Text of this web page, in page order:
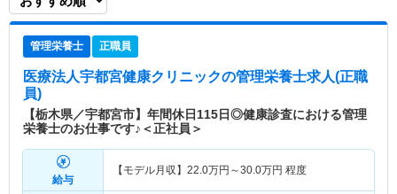
管理栄養士 正職員
医療法人宇都宮健康クリニックの管理栄養士求人(正職
員)
【栃木県／宇都宮市】年間休日115日◎健康診査における管理
栄養士のお仕事です♪＜正社員＞
給与
【モデル月収】 22.0万円～30.0万円 程度